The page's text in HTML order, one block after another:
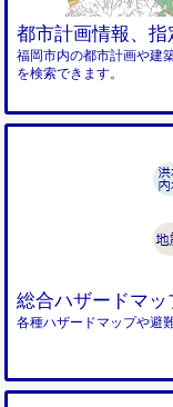
都市計画情報、指
福岡市内の都市計画や建
を検索できます。
総合ハザードマッ
各種ハザードマップや避